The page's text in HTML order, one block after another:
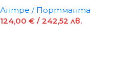
Антре / Портманта
124,00 € / 242,52 лв.